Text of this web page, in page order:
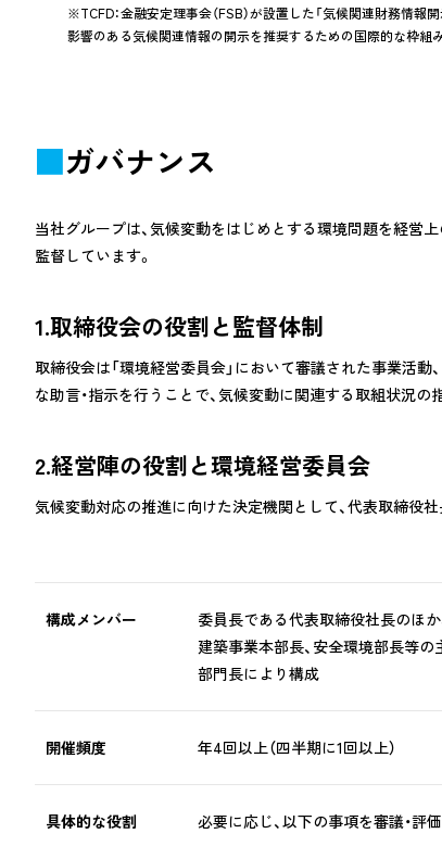
「TUNNEL EYE」
環境配慮型BFコンクリート「CELBIC」
CSR報告書
※TCFD：金融安定理事会（FSB）が設置した「気候関連財務情
影響のある気候関連情報の開示を推奨するための国際的な枠組み
ガバナンス
当社グループは、気候変動をはじめとする環境問題を経営
監督しています。
1.取締役会の役割と監督体制
取締役会は「環境経営委員会」において審議された事業活
な助言・指示を行うことで、気候変動に関連する取組状況の
2.経営陣の役割と環境経営委員会
気候変動対応の推進に向けた決定機関として、代表取締役
構成メンバー
委員長である代表取締役社長のほか
建築事業本部長、安全環境部長等
部門長により構成
開催頻度 年4回以上（四半期に1回以上）
具体的な役割 必要に応じ、以下の事項を審議・評価